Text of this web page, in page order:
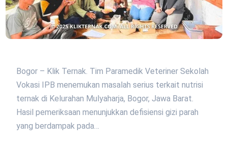
Bogor – Klik Ternak. Tim Paramedik Veteriner Sekolah
Vokasi IPB menemukan masalah serius terkait nutrisi
ternak di Kelurahan Mulyaharja, Bogor, Jawa Barat.
Hasil pemeriksaan menunjukkan defisiensi gizi parah
yang berdampak pada…